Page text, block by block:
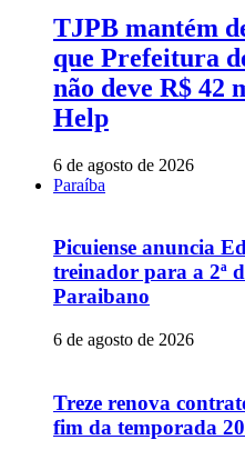
TJPB mantém
que Prefeitura
não deve R$ 42
Help
6 de agosto de 2026
Paraíba
Picuiense anuncia
treinador para a 2ª
Paraibano
6 de agosto de 2026
Treze renova
fim da temporada